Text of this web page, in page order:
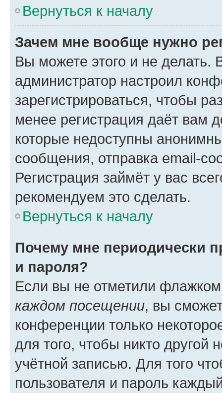
Вернуться к началу
Зачем мне вообще нужно
Вы можете этого и не делать.
администратор настроил
зарегистрироваться, чтобы
менее регистрация даёт вам
которые недоступны
сообщения, отправка email-
Регистрация займёт у вас
рекомендуем это сделать.
Вернуться к началу
Почему мне периодически
и пароля?
Если вы не отметили
каждом посещении, вы
конференции только
для того, чтобы никто другой
учётной записью. Для того
пользователя и пароль